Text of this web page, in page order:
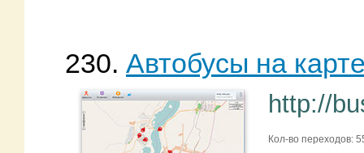
230. Автобусы на
http://
Кол-во переходов: